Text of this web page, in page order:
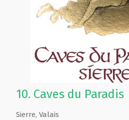
10. Caves du Paradis
Sierre, Valais